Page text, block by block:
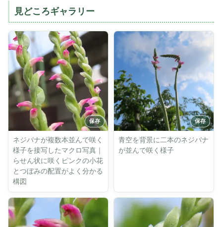
見どころギャラリー
ネジバナが複数本並んで咲く
様子を接写したマクロ写真｜
らせん状に咲くピンクの小花
とつぼみの配置がよく分かる
構図
青空を背景に二本のネジバナ
が並んで咲く様子